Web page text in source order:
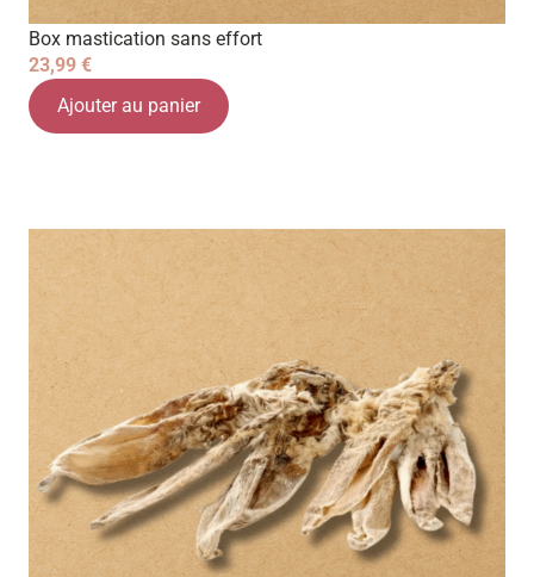
Box mastication sans effort
23,99 €
Ajouter au panier